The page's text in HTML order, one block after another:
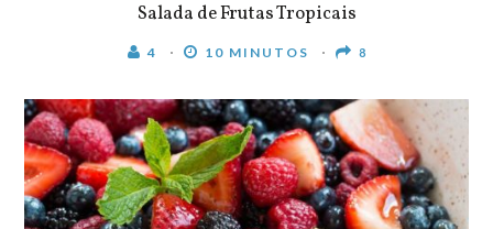
Salada de Frutas Tropicais
4 10 MINUTOS 8